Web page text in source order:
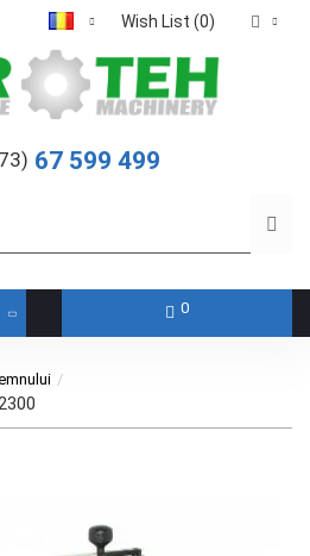
Wish List (0)
67 599 499
0